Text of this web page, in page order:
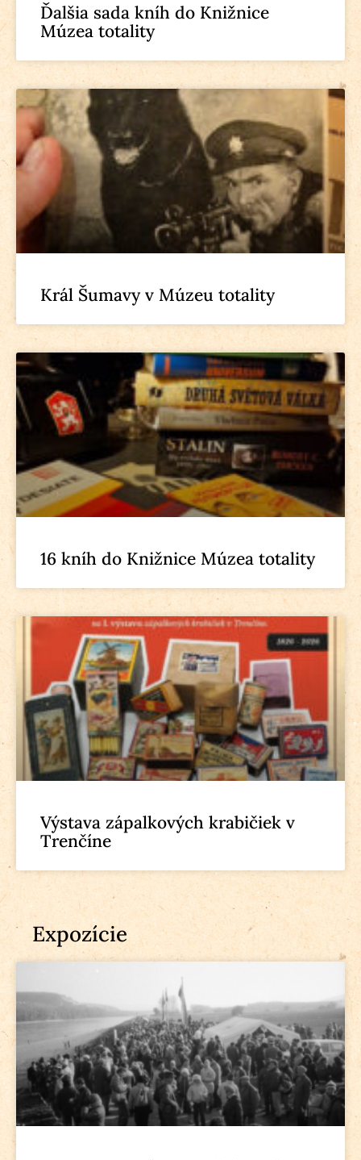
Ďalšia sada kníh do Knižnice
Múzea totality
Král Šumavy v Múzeu totality
16 kníh do Knižnice Múzea totality
Výstava zápalkových krabičiek v
Trenčíne
Expozície